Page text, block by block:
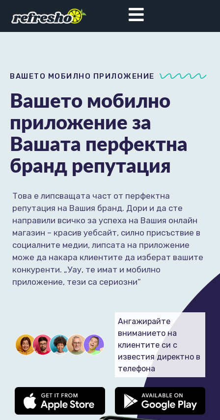
ВАШЕТО МОБИЛНО ПРИЛОЖЕНИЕ
Вашето мобилно
приложение за
Вашата перфектна
бранд репутация
Това е липсващата част от перфектна
репутация на Вашия бранд. Дори и да сте
направили всичко за успеха на Вашия онлайн
магазин – красив уебсайт, силно присъствие в
социалните медии, липсата на приложение
може да накара клиентите да изберат вашите
конкуренти. „Уау, те имат и мобилно
приложение, тези са сериозни“
Ангажирайте
вниманието на
клиентите си с
известия директно в
телефона